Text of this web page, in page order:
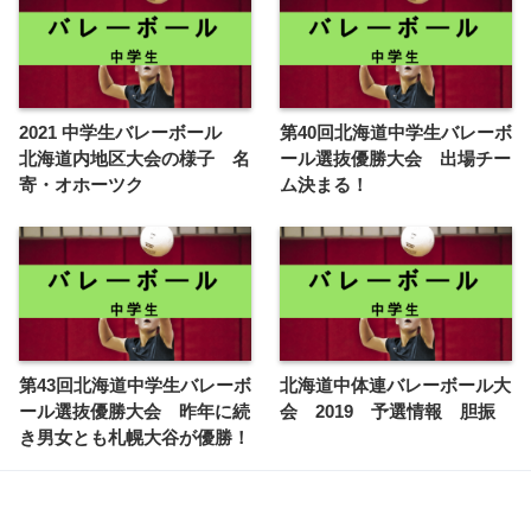
2021 中学生バレーボール
北海道内地区大会の様子 名
寄・オホーツク
第40回北海道中学生バレーボ
ール選抜優勝大会 出場チー
ム決まる！
第43回北海道中学生バレーボ
ール選抜優勝大会 昨年に続
き男女とも札幌大谷が優勝！
北海道中体連バレーボール大
会 2019 予選情報 胆振